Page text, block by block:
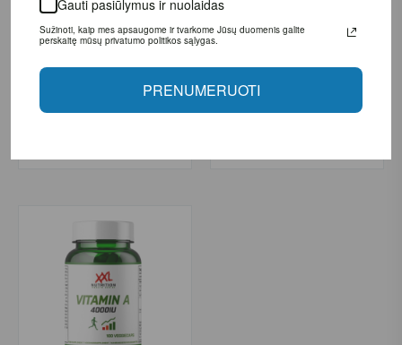
Hepatica Marigold Extract 300
120 kaps.
Hepatica Saffron 60 kaps. (4:1
Extract)
Gauti pasiūlymus ir nuolaidas
Sužinoti, kaip mes apsaugome ir tvarkome Jūsų duomenis galite
perskaitę mūsų privatumo politikos sąlygas.
PRENUMERUOTI